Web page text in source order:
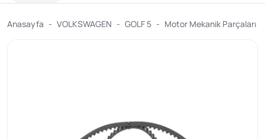
Anasayfa VOLKSWAGEN GOLF 5 Motor Mekanik Parçaları